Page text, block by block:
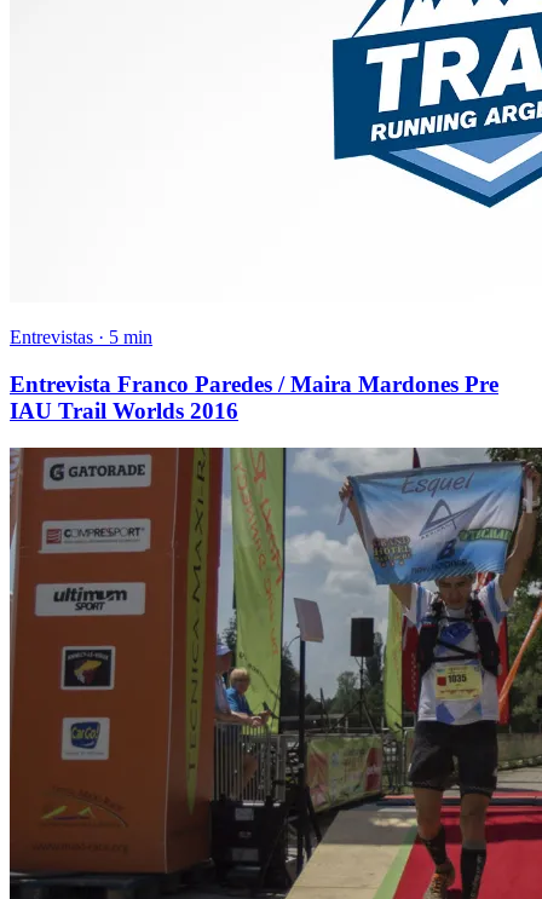
Entrevistas · 5 min
Entrevista Franco Paredes / Maira Mardones Pre
IAU Trail Worlds 2016